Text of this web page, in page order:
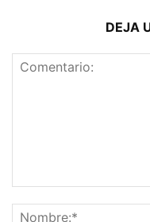
DEJA